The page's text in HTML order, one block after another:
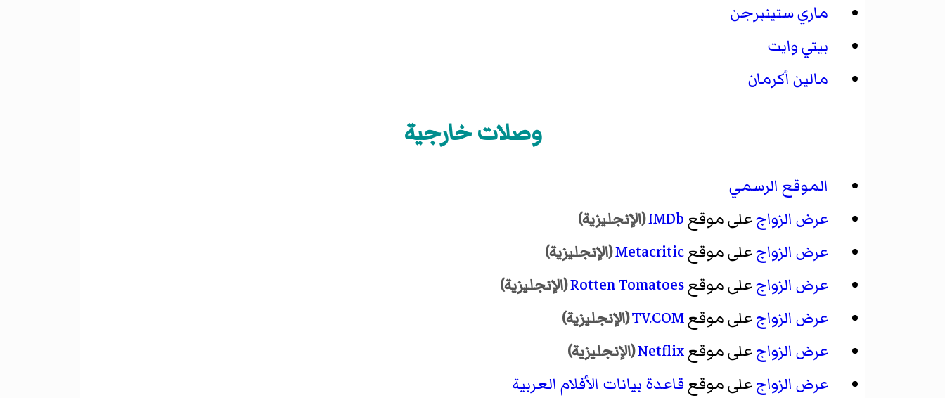
ماري ستينبرجن
بيتي وايت
مالين أكرمان
وصلات خارجية
الموقع الرسمي
عرض الزواجعلى موقعIMDb(الإنجليزية)
عرض الزواجعلى موقعMetacritic(الإنجليزية)
عرض الزواجعلى موقعRotten Tomatoes(الإنجليزية)
عرض الزواجعلى موقعTV.COM(الإنجليزية)
عرض الزواجعلى موقعNetflix(الإنجليزية)
عرض الزواجعلى موقعقاعدة بيانات الأفلام العربية